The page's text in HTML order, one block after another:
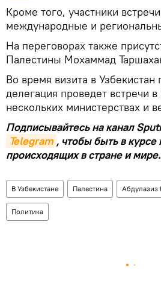
Кроме того, участники
международные и
На переговорах также
Палестины Мохаммад
Во время визита в Узбекистан
делегация проведет встречи
нескольких министерствах и
Подписывайтесь на канал
Telegram , чтобы быть в
происходящих в стране и мире.
В Узбекистане Палестина Абдулазиз
Политика